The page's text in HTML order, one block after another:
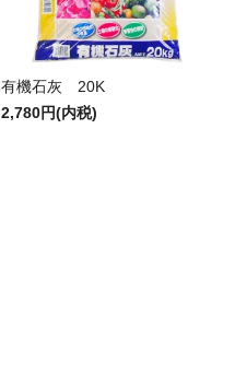
有機石灰 20K
2,780円(内税)